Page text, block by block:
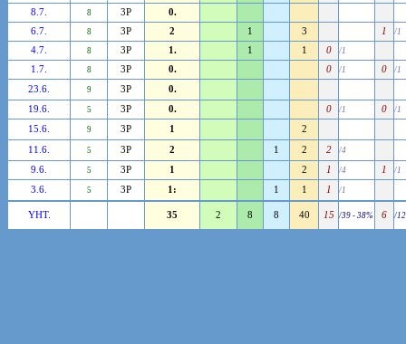
8.7.
8 3P
0.
6.7.
8 3P 2 1 3 1 /1
4.7. 8 3P 1. 1 1 0 /1
1.7. 8 3P 0. 0 /1 0 /1
23.6. 9 3P
0.
19.6.
5 3P 0. 0 /1 0 /1
15.6. 9 3P 1 2
11.6. 5 3P 2 1 2 2 /4
9.6. 5 3P 1 2 1 /4 1 /1
3.6. 5 3P 1: 1 1 1 /1
YHT. 35 2 8 8 40 15 /39 - 38% 6 /